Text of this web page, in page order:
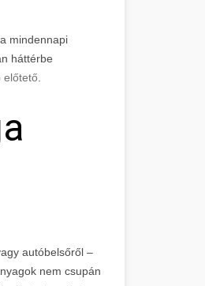
mindennapi
háttérbe
előtető
autóbelsőről –
nem csupán